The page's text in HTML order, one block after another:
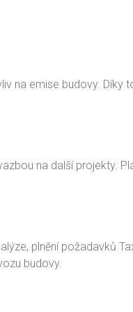
na emise budovy. Díky
na další projekty.
plnění požadavků
budovy.